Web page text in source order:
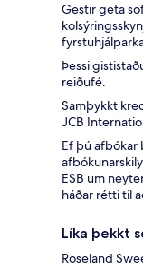
Gestir geta
Þessi
reiðufé.
Samþykkt
JCB
Ef þú afbókar
ESB um
háðar rétti til
Líka þekkt
Roseland